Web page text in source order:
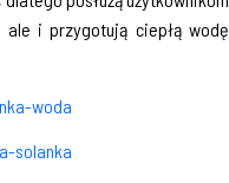
i przygotują ciepłą wodę
woda
solanka